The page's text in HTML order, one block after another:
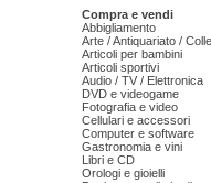
Compra e vendi
Abbigliamento
Arte / Antiquariato /
Articoli per bambini
Articoli sportivi
Audio / TV / Elettronica
DVD e videogame
Fotografia e video
Cellulari e accessori
Computer e software
Gastronomia e vini
Libri e CD
Orologi e gioielli